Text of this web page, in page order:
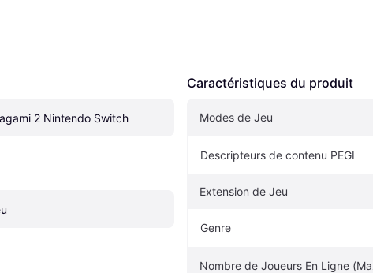
2 Nintendo Switch
Caractéristiques du produit
Modes de Jeu
Descripteurs de contenu PEGI
Extension de Jeu
Genre
Nombre de Joueurs En Ligne